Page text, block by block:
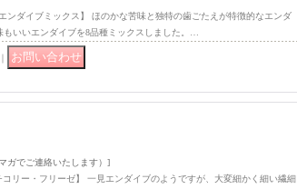
ンダイブミックス】 ほのかな苦味と独特の歯ごたえが特徴的なエンダ
いいエンダイブを8品種ミックスしました。…
ガでご連絡いたします）]
リー・フリーゼ】 一見エンダイブのようですが、大変細かく細い繊細